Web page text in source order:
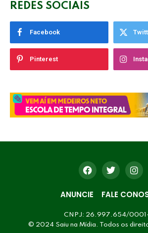
REDES SOCIAIS
Facebook
Pinterest
ANUNCIE FALE
CNPJ: 26.997.654/
© 2024 Saiu na Mídia. Todos os